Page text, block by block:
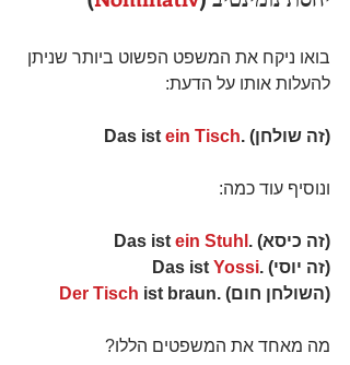
בואו ניקח את המשפט הפשוט ביותר שניתן
להעלות אותו על הדעת:
(זה שולחן) .Das ist ein Tisch
ונוסיף עוד כמה:
(זה כיסא) .Das ist ein Stuhl
(זה יוסי) .Das ist Yossi
(השולחן חום) .
Der Tisch ist braun
מה מאחד את המשפטים הללו?